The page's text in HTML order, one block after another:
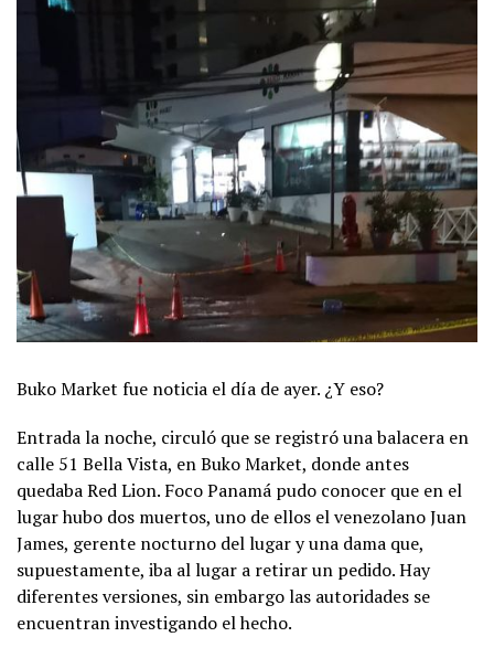
Buko Market fue noticia el día de ayer. ¿Y eso?
Entrada la noche, circuló que se registró una balacera en
calle 51 Bella Vista, en Buko Market, donde antes
quedaba Red Lion. Foco Panamá pudo conocer que en el
lugar hubo dos muertos, uno de ellos el venezolano Juan
James, gerente nocturno del lugar y una dama que,
supuestamente, iba al lugar a retirar un pedido. Hay
diferentes versiones, sin embargo las autoridades se
encuentran investigando el hecho.